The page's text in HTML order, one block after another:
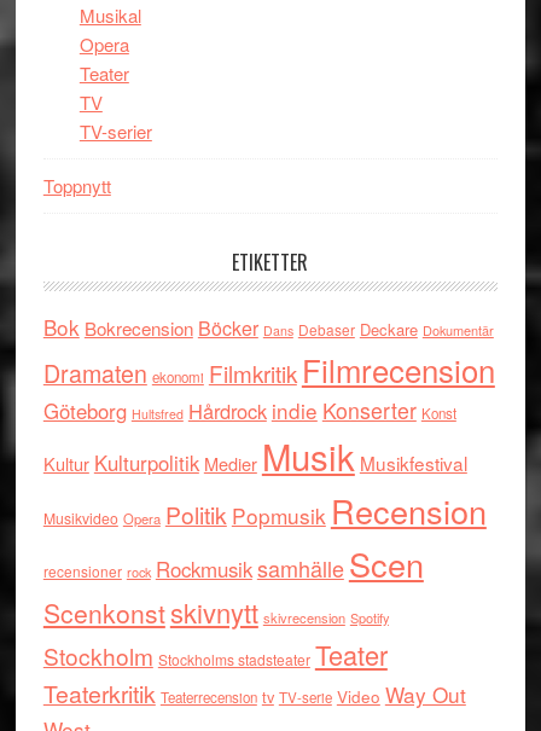
Musikal
Opera
Teater
TV
TV-serier
Toppnytt
ETIKETTER
Bok Bokrecension Böcker Dans Debaser Deckare Dokumentär
Dramaten ekonomi Filmkritik Filmrecension
Göteborg Hultsfred Hårdrock indie Konserter Konst
Kultur Kulturpolitik Medier Musik Musikfestival
Musikvideo Opera Politik Popmusik Recension
recensioner rock RockmusiksamhälleScen
Scenkonstskivnytt skivrecension Spotify
Stockholm Stockholms stadsteater Teater
Teaterkritik Teaterrecension tv TV-serie Video Way Out